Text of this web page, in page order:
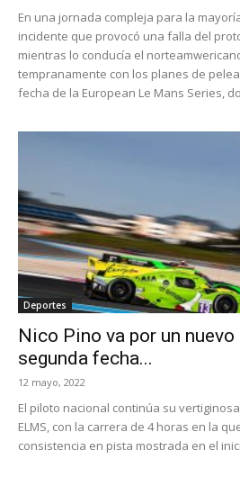
En una jornada compleja para la
incidente que provocó una falla del
mientras lo conducía el
tempranamente con los planes de
fecha de la European Le Mans Series,
Deportes
Nico Pino va por un
segunda fecha...
12 mayo, 2022
El piloto nacional continúa su
ELMS, con la carrera de 4 horas en la
consistencia en pista mostrada en el